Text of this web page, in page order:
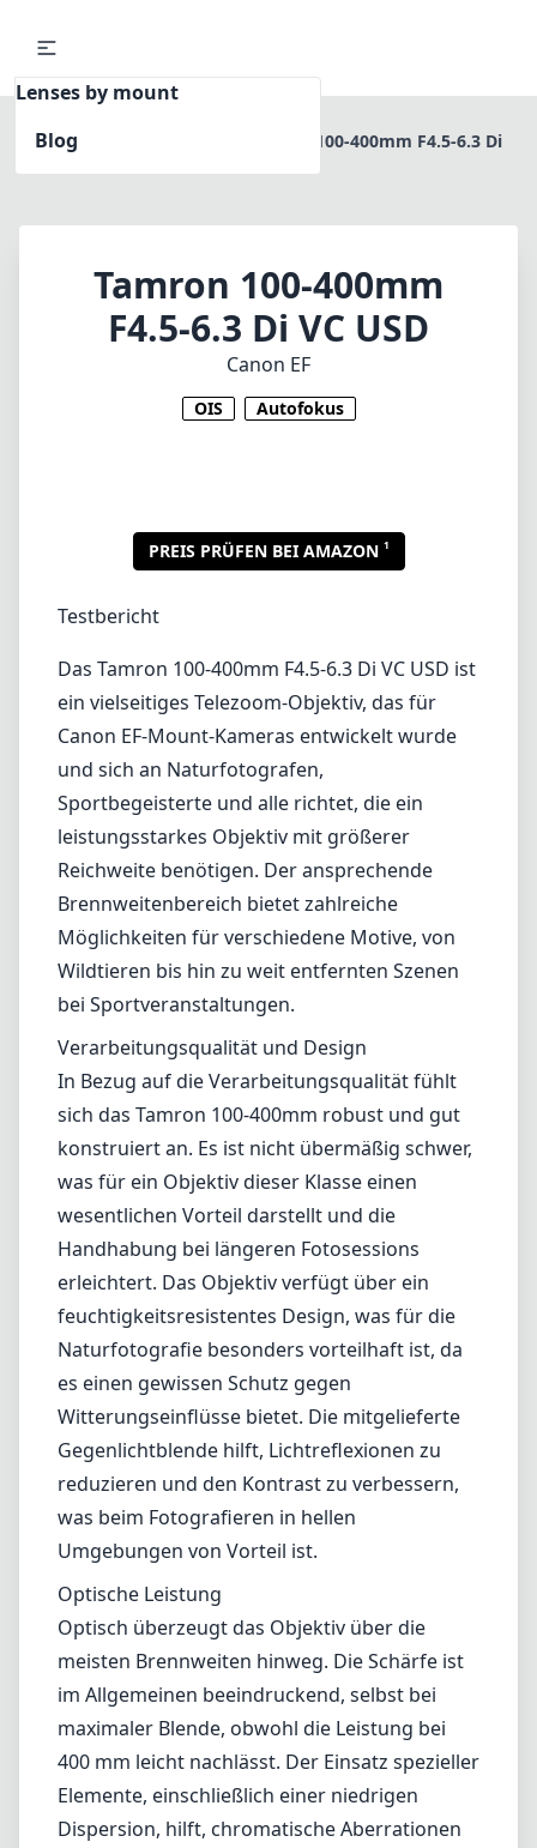
Lenses by mount
Blog
Home
Tamron 100-400mm F4.5-6.3 Di
Tamron 100-400mm
F4.5-6.3 Di VC USD
Canon EF
OIS Autofokus
PREIS PRÜFEN BEI AMAZON 1
Testbericht
Das Tamron 100-400mm F4.5-6.3 Di VC USD ist
ein vielseitiges Telezoom-Objektiv, das für
Canon EF-Mount-Kameras entwickelt wurde
und sich an Naturfotografen,
Sportbegeisterte und alle richtet, die ein
leistungsstarkes Objektiv mit größerer
Reichweite benötigen. Der ansprechende
Brennweitenbereich bietet zahlreiche
Möglichkeiten für verschiedene Motive, von
Wildtieren bis hin zu weit entfernten Szenen
bei Sportveranstaltungen.
Verarbeitungsqualität und Design
In Bezug auf die Verarbeitungsqualität fühlt
sich das Tamron 100-400mm robust und gut
konstruiert an. Es ist nicht übermäßig schwer,
was für ein Objektiv dieser Klasse einen
wesentlichen Vorteil darstellt und die
Handhabung bei längeren Fotosessions
erleichtert. Das Objektiv verfügt über ein
feuchtigkeitsresistentes Design, was für die
Naturfotografie besonders vorteilhaft ist, da
es einen gewissen Schutz gegen
Witterungseinflüsse bietet. Die mitgelieferte
Gegenlichtblende hilft, Lichtreflexionen zu
reduzieren und den Kontrast zu verbessern,
was beim Fotografieren in hellen
Umgebungen von Vorteil ist.
Optische Leistung
Optisch überzeugt das Objektiv über die
meisten Brennweiten hinweg. Die Schärfe ist
im Allgemeinen beeindruckend, selbst bei
maximaler Blende, obwohl die Leistung bei
400 mm leicht nachlässt. Der Einsatz spezieller
Elemente, einschließlich einer niedrigen
Dispersion, hilft, chromatische Aberrationen